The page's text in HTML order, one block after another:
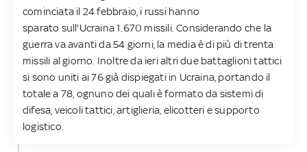
cominciata il 24 febbraio, i russi hanno
sparato sull'Ucraina 1.670 missili. Considerando che la
guerra va avanti da 54 giorni, la media è di più di trenta
missili al giorno. Inoltre da ieri altri due battaglioni tattici
si sono uniti ai 76 già dispiegati in Ucraina, portando il
totale a 78, ognuno dei quali è formato da sistemi di
difesa, veicoli tattici, artiglieria, elicotteri e supporto
logistico.